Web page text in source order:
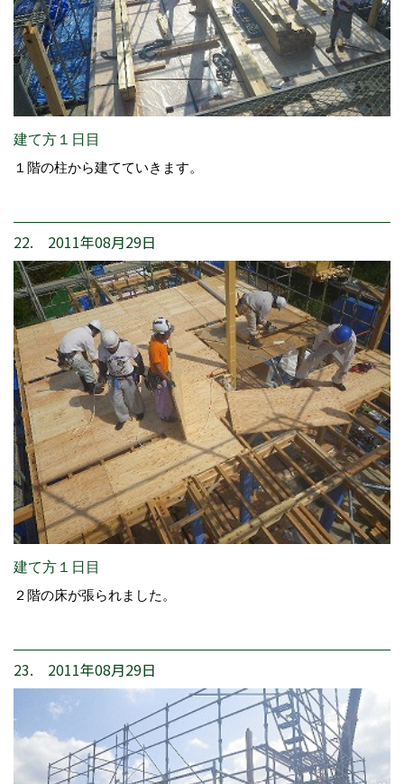
建て方１日目
１階の柱から建てていきます。
22. 2011年08月29日
建て方１日目
２階の床が張られました。
23. 2011年08月29日